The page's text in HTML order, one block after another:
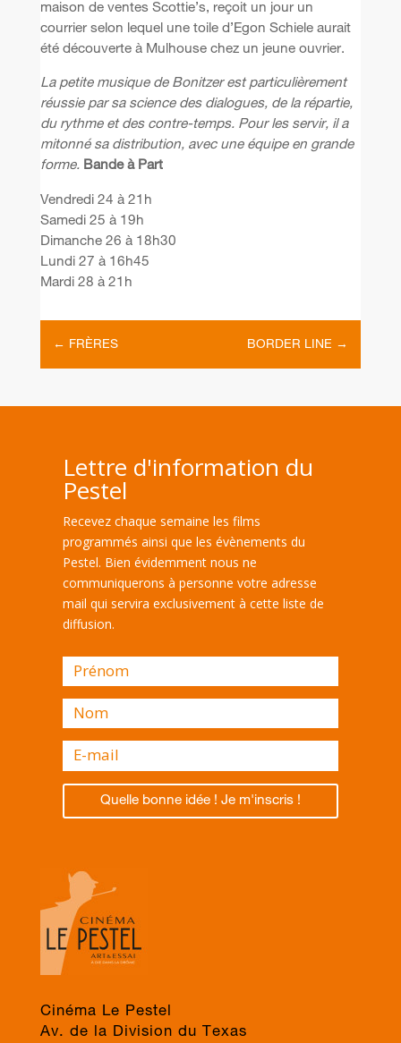
maison de ventes Scottie’s, reçoit un jour un
courrier selon lequel une toile d’Egon Schiele aurait
été découverte à Mulhouse chez un jeune ouvrier.
La petite musique de Bonitzer est particulièrement
réussie par sa science des dialogues, de la répartie,
du rythme et des contre-temps. Pour les servir, il a
mitonné sa distribution, avec une équipe en grande
forme. Bande à Part
Vendredi 24 à 21h
Samedi 25 à 19h
Dimanche 26 à 18h30
Lundi 27 à 16h45
Mardi 28 à 21h
← FRÈRES BORDER LINE →
Lettre d'information du
Pestel
Recevez chaque semaine les films
programmés ainsi que les évènements du
Pestel. Bien évidemment nous ne
communiquerons à personne votre adresse
mail qui servira exclusivement à cette liste de
diffusion.
Quelle bonne idée ! Je m'inscris !
Cinéma Le Pestel
Av. de la Division du Texas